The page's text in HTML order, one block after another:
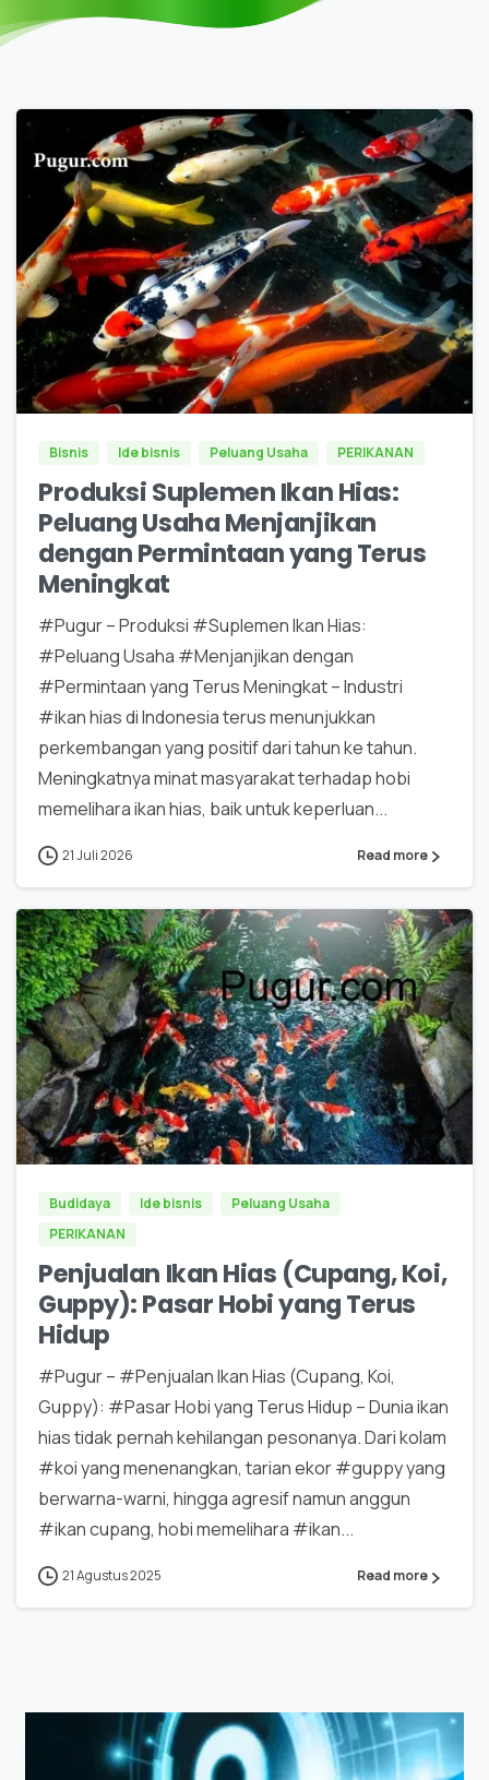
0
Bisnis Ide bisnis Peluang Usaha PERIKANAN
Produksi Suplemen Ikan Hias:
Peluang Usaha Menjanjikan
dengan Permintaan yang Terus
Meningkat
#Pugur – Produksi #Suplemen Ikan Hias:
#Peluang Usaha #Menjanjikan dengan
#Permintaan yang Terus Meningkat – Industri
#ikan hias di Indonesia terus menunjukkan
perkembangan yang positif dari tahun ke tahun.
Meningkatnya minat masyarakat terhadap hobi
memelihara ikan hias, baik untuk keperluan...
21 Juli 2026 Read more
0
Budidaya Ide bisnis
Peluang Usaha
PERIKANAN
Penjualan Ikan Hias (Cupang, Koi,
Guppy): Pasar Hobi yang Terus
Hidup
#Pugur – #Penjualan Ikan Hias (Cupang, Koi,
Guppy): #Pasar Hobi yang Terus Hidup – Dunia ikan
hias tidak pernah kehilangan pesonanya. Dari kolam
#koi yang menenangkan, tarian ekor #guppy yang
berwarna-warni, hingga agresif namun anggun
#ikan cupang, hobi memelihara #ikan...
21 Agustus 2025 Read more